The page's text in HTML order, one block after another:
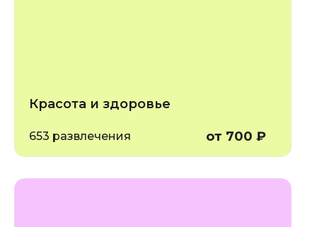
Красота и здоровье
653 развлечения от 700 ₽